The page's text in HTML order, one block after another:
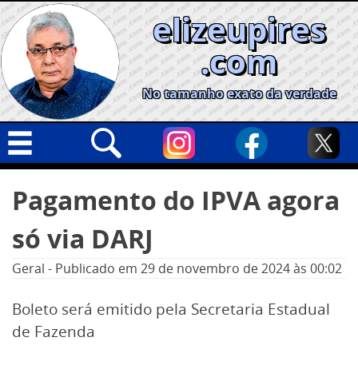
Skip
to
content
elizeupires
.com
No tamanho exato da verdade
Geral
Cidades
Política
Opinião
por:
Pagamento do IPVA agora
só via DARJ
Geral - Publicado em 29 de novembro de 2024às 00:02
Boleto será emitido pela Secretaria Estadual
de Fazenda